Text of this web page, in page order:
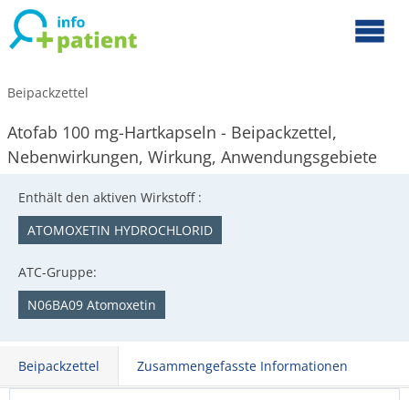
Beipackzettel
Atofab 100 mg-Hartkapseln - Beipackzettel,
Nebenwirkungen, Wirkung, Anwendungsgebiete
Enthält den aktiven Wirkstoff :
ATOMOXETIN HYDROCHLORID
ATC-Gruppe:
N06BA09 Atomoxetin
Beipackzettel Zusammengefasste Informationen